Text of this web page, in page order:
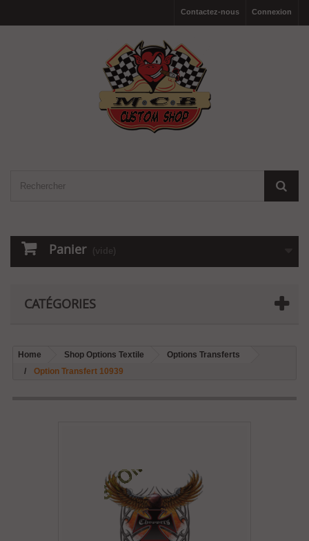
Connexion
Contactez-nous
Panier (vide)
CATÉGORIES
Home Shop Options Textile
Options Transferts
Option Transfert 10939